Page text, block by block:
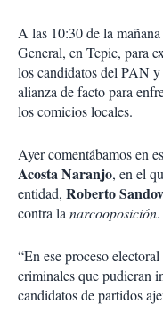
A las 10:30 de la
General, en Tepic, para
los candidatos del PAN
alianza de facto para
los comicios locales.
Ayer comentábamos en
Acosta Naranjo, en el
entidad, Roberto
contra la narcooposición.
“En ese proceso
criminales que pudieran
candidatos de partidos